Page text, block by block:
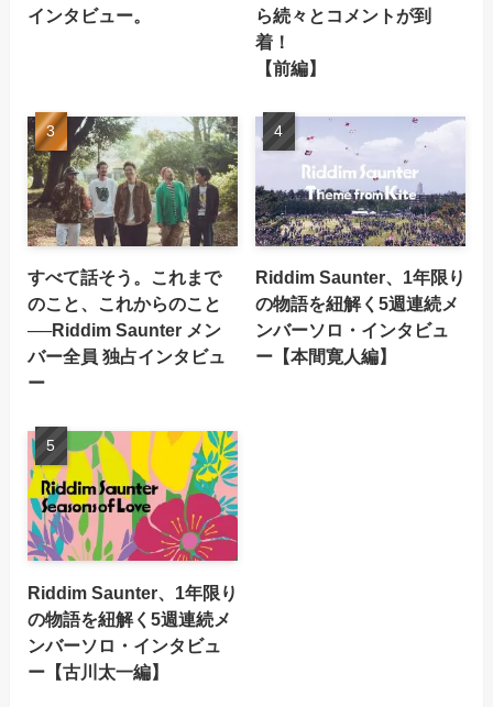
インタビュー。
ら続々とコメントが到
着！
【前編】
すべて話そう。これまで
のこと、これからのこと
──Riddim Saunter メン
バー全員 独占インタビュ
ー
Riddim Saunter、1年限り
の物語を紐解く5週連続メ
ンバーソロ・インタビュ
ー【本間寛人編】
Riddim Saunter、1年限り
の物語を紐解く5週連続メ
ンバーソロ・インタビュ
ー【古川太一編】